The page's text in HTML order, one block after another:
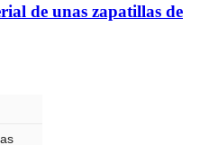
de unas zapatillas de